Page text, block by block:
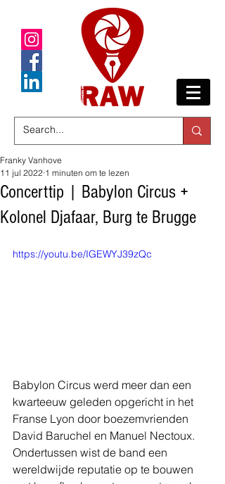
Concerttip | Babylon Circus +
Kolonel Djafaar, Burg te Brugge
Franky Vanhove
11 jul 2022 1 minuten om te lezen
https://youtu.be/IGEWYJ39zQc
Babylon Circus werd meer dan een
kwarteeuw geleden opgericht in het
Franse Lyon door boezemvrienden
David Baruchel en Manuel Nectoux.
Ondertussen wist de band een
wereldwijde reputatie op te bouwen